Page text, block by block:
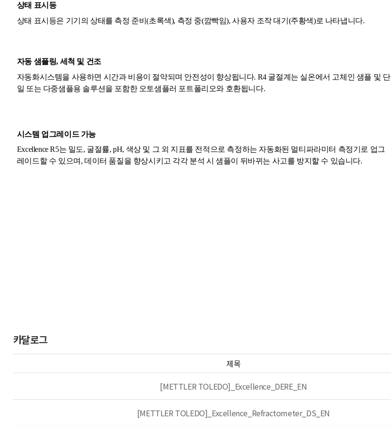
상태 표시등
상태 표시등은 기기의 상태를 측정 준비(초록색), 측정 중(깜빡임), 사용자 조작 대기(주황색)로 나타냅니다.
자동 샘플링, 세척 및 건조
자동화시스템을 사용하면 시간과 비용이 절약되며 안전성이 향상됩니다. R4 굴절계는 실온에서 고체인 샘플 및 단
일 또는 다중샘플용 솔루션을 포함한 오토샘플러 포트폴리오와 호환됩니다.
시스템 업그레이드 가능
Excellence R5는 밀도, 굴절률, pH, 색상 및 그 외 지표를 전적으로 측정하는 자동화된 멀티파라미터 측정기로 업그
레이드할 수 있으며, 데이터 품질을 향상시키고 각각 분석 시 샘플이 뒤바뀌는 사고를 방지할 수 있습니다.
카달로그
제목
[METTLER TOLEDO]_Excellence_DERE_EN
[METTLER TOLEDO]_Excellence_Refractometer_DS_EN